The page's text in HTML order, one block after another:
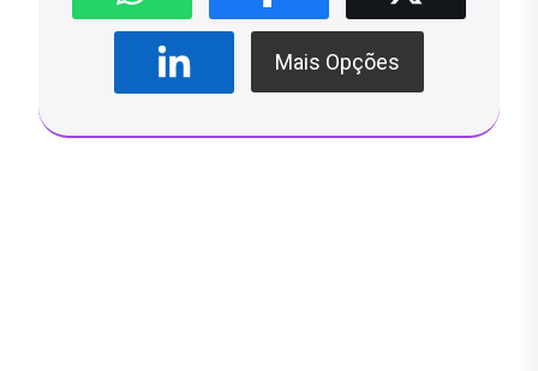
Mais Opções